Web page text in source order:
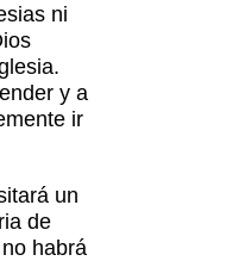
ni
y a
ir
un
de
habrá